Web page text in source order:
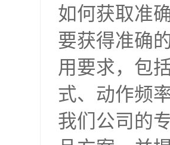
如何获取准
要获得准确
用要求，包
式、动作频
我们公司的